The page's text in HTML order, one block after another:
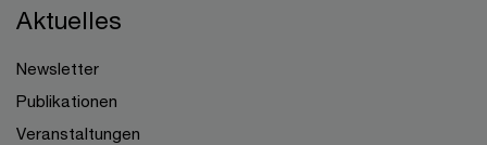
Aktuelles
Newsletter
Publikationen
Veranstaltungen